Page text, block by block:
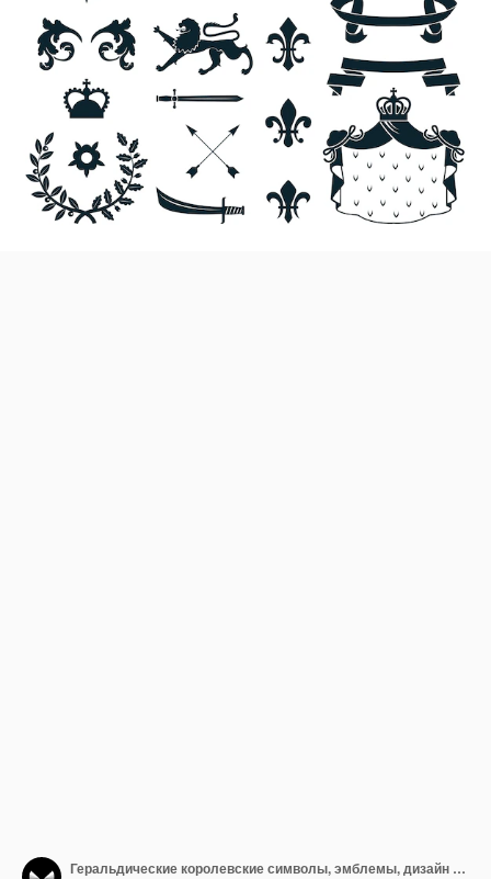
Геральдические королевские символы, эмблемы, дизайн и фамильный герб коллекция элементов черный абстрактный изолированных векторная иллюстрация